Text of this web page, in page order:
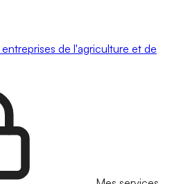
de l'agriculture et de